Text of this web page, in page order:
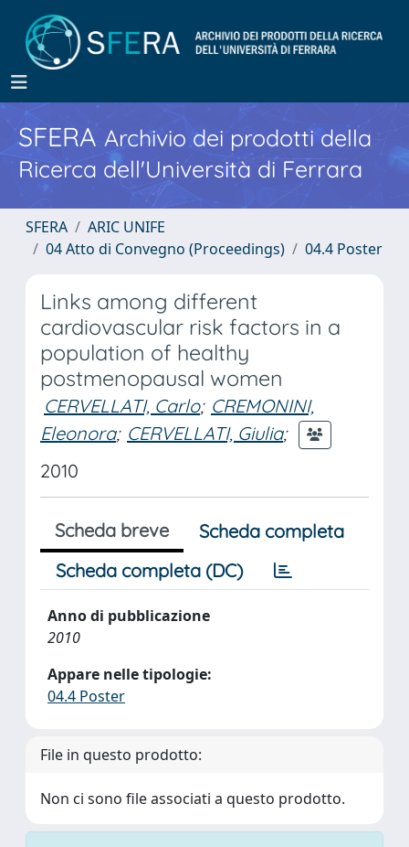
SFERA Archivio dei prodotti della
Ricerca dell'Università di Ferrara
SFERA
ARIC UNIFE
04 Atto di Convegno (Proceedings)
04.4 Poster
Links among different
cardiovascular risk factors in a
population of healthy
postmenopausal women
CERVELLATI, Carlo; CREMONINI,
Eleonora; CERVELLATI, Giulia;
2010
Scheda breve
Scheda completa
Scheda completa (DC)
Anno di pubblicazione
2010
Appare nelle tipologie:
04.4 Poster
File in questo prodotto:
Non ci sono file associati a questo prodotto.